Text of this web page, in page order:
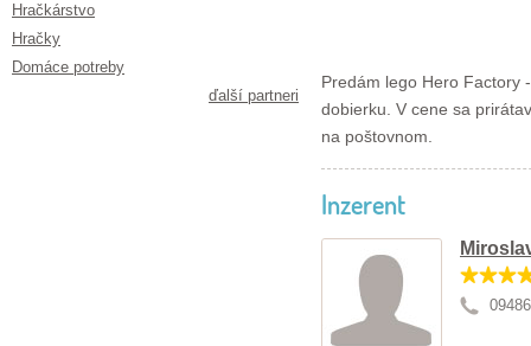
Hračkárstvo
Hračky
Domáce potreby
ďalší partneri
Predám lego Hero Factory
dobierku. V cene sa
na poštovnom.
Inzerent